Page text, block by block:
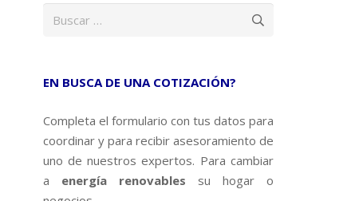
EN BUSCA DE UNA COTIZACIÓN?
Completa el formulario con tus datos para
coordinar y para recibir asesoramiento de
uno de nuestros expertos. Para cambiar
a energía renovables su hogar o